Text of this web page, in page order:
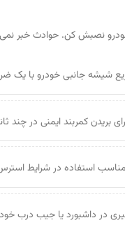
نصبش کن. حوادث خبر
شیشه جانبی خودرو با یک
کمربند ایمنی در چند
استفاده در شرایط
در داشبورد یا جیب درب